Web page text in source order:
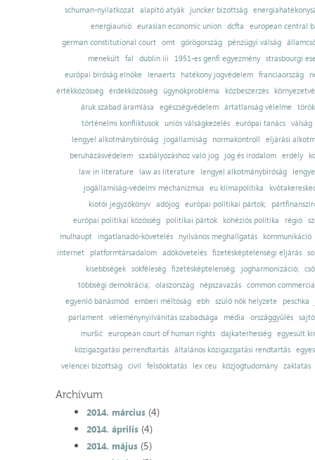
schuman-nyilatkozat alapító atyák juncker bizottság
energiaunió eurasian economic union dcfta
european central
german constitutional court
omt görögország pénzügyi válság
menekült
fal dublin iii 1951-es genfi egyezmény
strasbourgi
európai bíróság elnöke
lenaerts hatékony jogvédelem franciaország
értékközösség
érdekközösség ügynökprobléma közbeszerzés
áruk szabad áramlása
egészségvédelem ártatlanság vélelme
történelmi konfliktusok uniós válságkezelés európai tanács válság
lengyel alkotmánybíróság
jogállamiság normakontroll
eljárási
beruházásvédelem
szabályozáshoz való jog jog és irodalom erdély
law in literature
law as literature lengyel alkotmánybíróság
jogállamiság-védelmi mechanizmus
eu klímapolitika
kiotói jegyzőkönyv adójog európai politikai pártok;
európai politikai közösség
politikai pártok kohéziós politika régió
mulhaupt
ingatlanadó-követelés nyilvános meghallgatás
kommunikáció
internet
platformtársadalom adókövetelés fizetésképtelenségi eljárás
kisebbségek sokféleség fizetésképtelenség; jogharmonizáció;
többségi demokrácia; olaszország népszavazás common
egyenlő bánásmód emberi méltóság ebh szülő nők helyzete
peschka
parlament
véleménynyilvánítás szabadsága média országgyűlés
muršić
european court of human rights dajkaterhesség
egyesült
közigazgatási perrendtartás
általános közigazgatási rendtartás
velencei bizottság
civil felsőoktatás lex ceu közjogtudomány zaklatás
Archívum
2014. március(4)
2014. április(4)
2014. május(5)